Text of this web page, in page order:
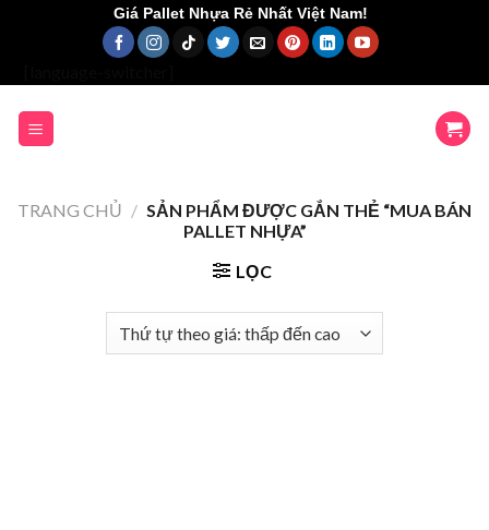
Giá Pallet Nhựa Rẻ Nhất Việt Nam!
TRANG CHỦ / SẢN PHẨM ĐƯỢC GẮN THẺ “MUA BÁN
PALLET NHỰA”
LỌC